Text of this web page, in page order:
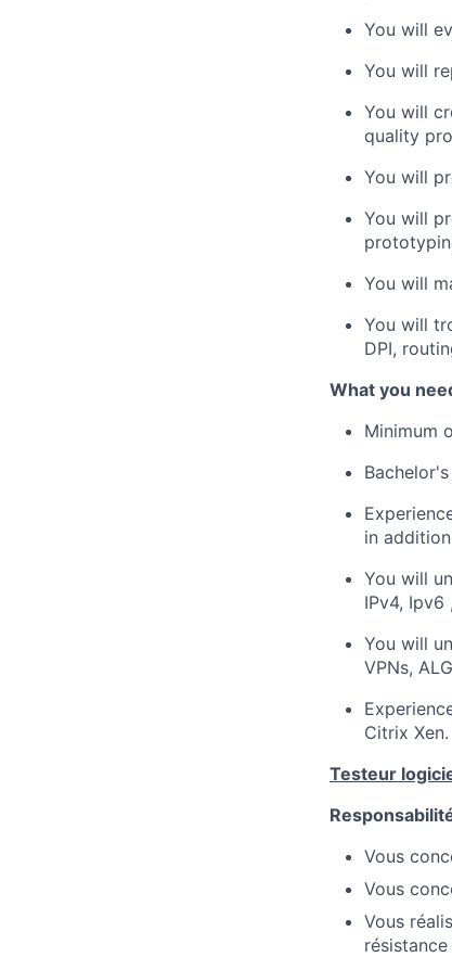
You will
You will
You will
quality
You will
You will
You will
You will
DPI,
What you
Minimum
in
You will
IPv4, Ipv6
You will
VPNs,
Citrix Xen.
Testeur
Vous
Vous
Vous